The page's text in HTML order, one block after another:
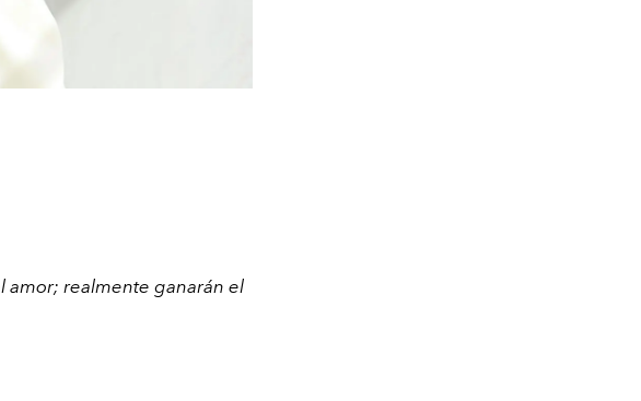
amor; realmente ganarán el